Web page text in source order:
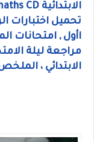
الابتدائية maths CD
تحميل اختبارات
اأول , امتحانات
مراجعة ليلة
الابتدائي ، الملخص في 5